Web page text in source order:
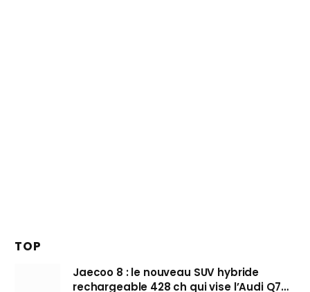
TOP
Jaecoo 8 : le nouveau SUV hybride
rechargeable 428 ch qui vise l’Audi Q7